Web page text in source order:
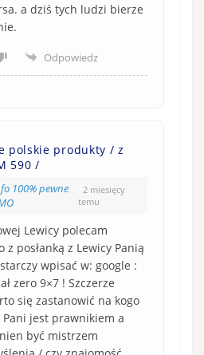
a dziś tych ludzi bierze
Odpowiedz
polskie produkty / z
590 /
100% pewne
2 miesięcy
temu
Lewicy polecam
z posłanką z Lewicy Panią
wpisać w: google :
zero 9×7 ! Szczerze
się zastanowić na kogo
Pani jest prawnikiem a
być mistrzem